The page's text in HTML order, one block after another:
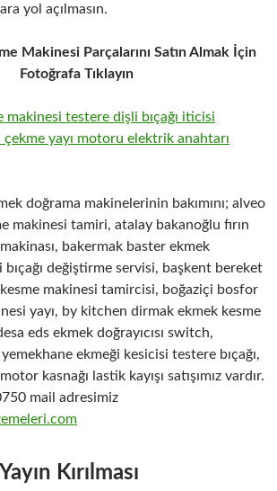
yol açılmasın.
Makinesi Parçalarını Satın Almak İçin
Fotoğrafa Tıklayın
doğrama makinelerinin bakımını; alveo
makinesi tamiri, atalay bakanoğlu fırın
bakermak baster ekmek
değiştirme servisi, başkent bereket
makinesi tamircisi, boğaziçi bosfor
yayı, by kitchen dirmak ekmek kesme
eds ekmek doğrayıcısı switch,
ekmeği kesicisi testere bıçağı,
kasnağı lastik kayışı satışımız vardır.
mail adresimiz
Kırılması